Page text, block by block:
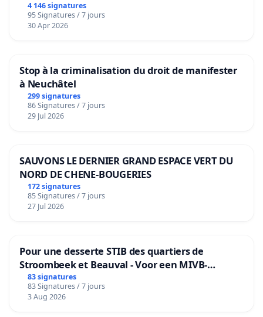
4 146 signatures
95 Signatures / 7 jours
30 Apr 2026
Stop à la criminalisation du droit de manifester
à Neuchâtel
299 signatures
86 Signatures / 7 jours
29 Jul 2026
SAUVONS LE DERNIER GRAND ESPACE VERT DU
NORD DE CHENE-BOUGERIES
172 signatures
85 Signatures / 7 jours
27 Jul 2026
Pour une desserte STIB des quartiers de
Stroombeek et Beauval - Voor een MIVB-
bediening van de wijken Strombeek en Het
Voor
83 signatures
83 Signatures / 7 jours
3 Aug 2026